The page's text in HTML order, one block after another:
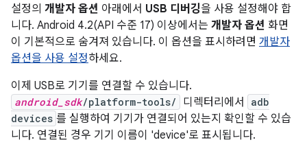
설정의 개발자 옵션 아래에서 USB 디버깅을 사용 설정해야 합
니다. Android 4.2(API 수준 17) 이상에서는 개발자 옵션 화면
이 기본적으로 숨겨져 있습니다. 이 옵션을 표시하려면 개발자
옵션을 사용 설정하세요.
이제 USB로 기기를 연결할 수 있습니다.
android_sdk/platform-tools/ 디렉터리에서
adb
devices 를 실행하여 기기가 연결되어 있는지 확인할 수 있습
니다. 연결된 경우 기기 이름이 'device'로 표시됩니다.